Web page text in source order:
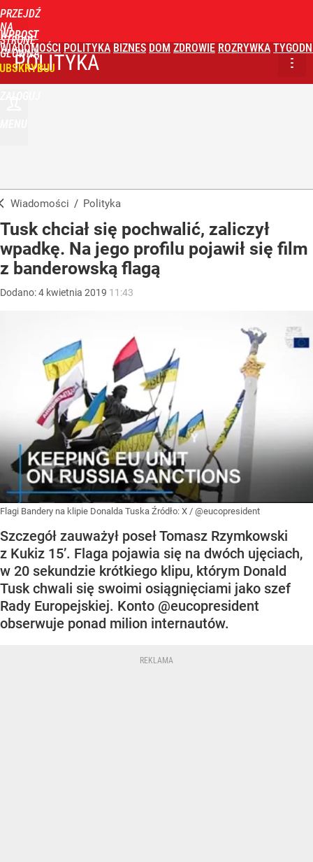
PRZEJDŹ
NA
STRONĘ
GŁÓWNĄ
WPROST
WIADOMOŚCI POLITYKA BIZNES DOM ZDROWIE ROZRYWKA
POLITYKA
Wiadomości / Polityka
Tusk chciał się pochwalić, zaliczył
wpadkę. Na jego profilu pojawił się film
z banderowską flagą
Dodano:4 kwietnia 2019 11:43
Flagi Bandery na klipie Donalda Tuska Źródło: X / @eucopresident
Szczegół zauważył poseł Tomasz Rzymkowski
z Kukiz 15’. Flaga pojawia się na dwóch ujęciach,
w 20 sekundzie krótkiego klipu, którym Donald
Tusk chwali się swoimi osiągnięciami jako szef
Rady Europejskiej. Konto @eucopresident
obserwuje ponad milion internautów.